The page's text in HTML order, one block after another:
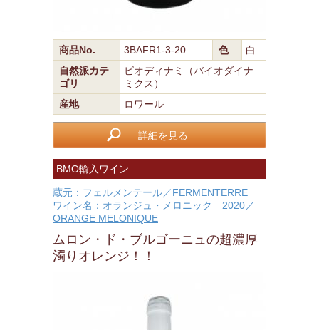
商品No. 3BAFR1-3-20 色
白
自然派カテ
ゴリ
ビオディナミ（バイオダイナ
ミクス）
産地
ロワール
詳細を見る
BMO輸入ワイン
蔵元：フェルメンテール／FERMENTERRE
ワイン名：オランジュ・メロニック 2020／
ORANGE MELONIQUE
ムロン・ド・ブルゴーニュの超濃厚
濁りオレンジ！！